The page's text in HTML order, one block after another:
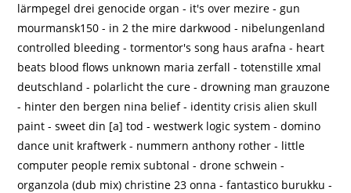
lärmpegel drei genocide organ - it's over mezire - gun
mourmansk150 - in 2 the mire darkwood - nibelungenland
controlled bleeding - tormentor's song haus arafna - heart
beats blood flows unknown maria zerfall - totenstille xmal
deutschland - polarlicht the cure - drowning man grauzone
- hinter den bergen nina belief - identity crisis alien skull
paint - sweet din [a] tod - westwerk logic system - domino
dance unit kraftwerk - nummern anthony rother - little
computer people remix subtonal - drone schwein -
organzola (dub mix) christine 23 onna - fantastico burukku -